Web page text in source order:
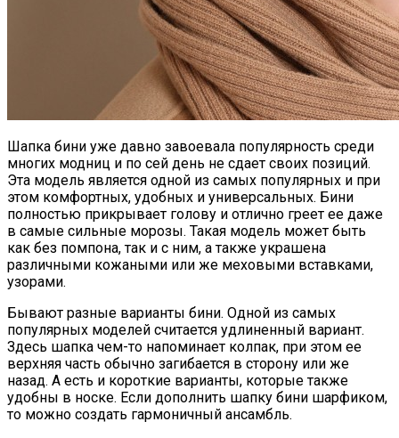
Шапка бини уже давно завоевала популярность среди
многих модниц и по сей день не сдает своих позиций.
Эта модель является одной из самых популярных и при
этом комфортных, удобных и универсальных. Бини
полностью прикрывает голову и отлично греет ее даже
в самые сильные морозы. Такая модель может быть
как без помпона, так и с ним, а также украшена
различными кожаными или же меховыми вставками,
узорами.
Бывают разные варианты бини. Одной из самых
популярных моделей считается удлиненный вариант.
Здесь шапка чем-то напоминает колпак, при этом ее
верхняя часть обычно загибается в сторону или же
назад. А есть и короткие варианты, которые также
удобны в носке. Если дополнить шапку бини шарфиком,
то можно создать гармоничный ансамбль.